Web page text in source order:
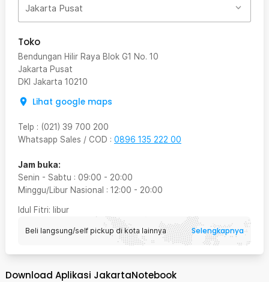
Jakarta Pusat
Toko
Bendungan Hilir Raya Blok G1 No. 10
Jakarta Pusat
DKI Jakarta 10210
Lihat google maps
Telp : (021) 39 700 200
Whatsapp Sales / COD : 0896 135 222 00
Jam buka:
Senin - Sabtu : 09:00 - 20:00
Minggu/Libur Nasional : 12:00 - 20:00
Idul Fitri: libur
Beli langsung/self pickup di kota lainnya Selengkapnya
Download Aplikasi JakartaNotebook